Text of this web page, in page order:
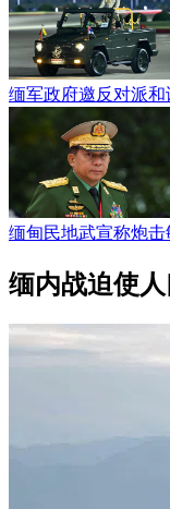
缅军政府邀反对派
缅甸民地武宣称炮击
缅内战迫使